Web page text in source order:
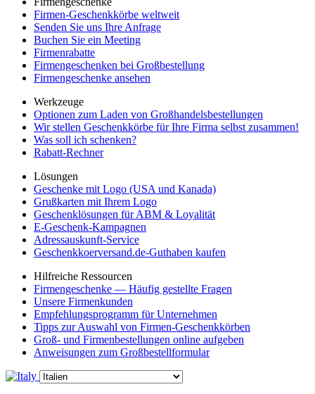
Firmen-Geschenkkörbe weltweit
Senden Sie uns Ihre Anfrage
Buchen Sie ein Meeting
Firmenrabatte
Firmengeschenken bei Großbestellung
Firmengeschenke ansehen
Werkzeuge
Optionen zum Laden von Großhandelsbestellungen
Wir stellen Geschenkkörbe für Ihre Firma selbst zusammen!
Was soll ich schenken?
Rabatt-Rechner
Lösungen
Geschenke mit Logo (USA und Kanada)
Grußkarten mit Ihrem Logo
Geschenklösungen für ABM & Loyalität
E-Geschenk-Kampagnen
Adressauskunft-Service
Geschenkkoerversand.de-Guthaben kaufen
Hilfreiche Ressourcen
Firmengeschenke — Häufig gestellte Fragen
Unsere Firmenkunden
Empfehlungsprogramm für Unternehmen
Tipps zur Auswahl von Firmen-Geschenkkörben
Groß- und Firmenbestellungen online aufgeben
Anweisungen zum Großbestellformular